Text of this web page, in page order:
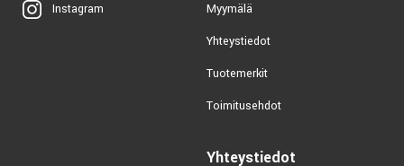
Instagram
Myymälä
Yhteystiedot
Tuotemerkit
Toimitusehdot
Yhteystiedot